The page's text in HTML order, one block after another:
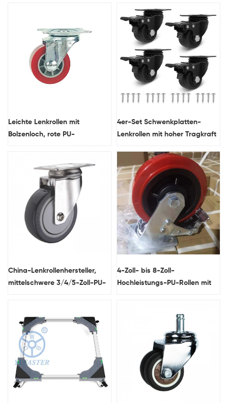
Doppelrad-Lenkrollen
Leichte Lenkrollen mit
Bolzenloch, rote PU-
4er-Set Schwenkplatten-
Lenkrollen mit hoher Tragkraft
Schwenkrollen aus Nylon
China-Lenkrollenhersteller,
mittelschwere 3/4/5-Zoll-PU-
4-Zoll- bis 8-Zoll-
Hochleistungs-PU-Rollen mit
Industriewagenrädern